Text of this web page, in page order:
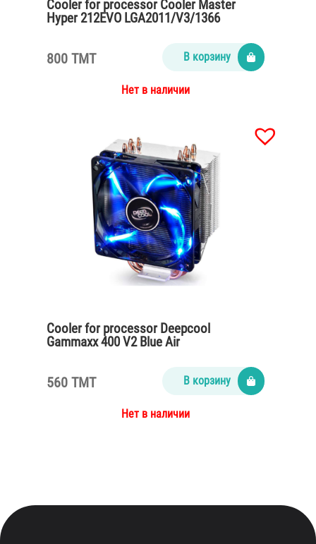
Cooler for processor Cooler Master
Hyper 212EVO LGA2011/V3/1366
800 TMT В корзину
Нет в наличии
Cooler for processor Deepcool
Gammaxx 400 V2 Blue Air
560 TMT В корзину
Нет в наличии